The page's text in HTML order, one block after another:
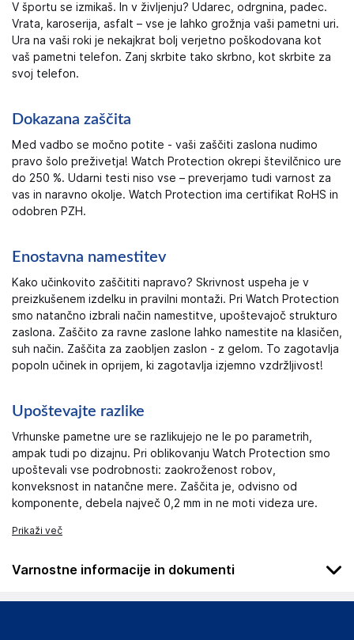
V športu se izmikaš. In v življenju? Udarec, odrgnina, padec.
Vrata, karoserija, asfalt – vse je lahko grožnja vaši pametni uri.
Ura na vaši roki je nekajkrat bolj verjetno poškodovana kot
vaš pametni telefon. Zanj skrbite tako skrbno, kot skrbite za
svoj telefon.
Dokazana zaščita
Med vadbo se močno potite - vaši zaščiti zaslona nudimo
pravo šolo preživetja! Watch Protection okrepi številčnico ure
do 250 %. Udarni testi niso vse – preverjamo tudi varnost za
vas in naravno okolje. Watch Protection ima certifikat RoHS in
odobren PZH.
Enostavna namestitev
Kako učinkovito zaščititi napravo? Skrivnost uspeha je v
preizkušenem izdelku in pravilni montaži. Pri Watch Protection
smo natančno izbrali način namestitve, upoštevajoč strukturo
zaslona. Zaščito za ravne zaslone lahko namestite na klasičen,
suh način. Zaščita za zaobljen zaslon - z gelom. To zagotavlja
popoln učinek in oprijem, ki zagotavlja izjemno vzdržljivost!
Upoštevajte razlike
Vrhunske pametne ure se razlikujejo ne le po parametrih,
ampak tudi po dizajnu. Pri oblikovanju Watch Protection smo
upoštevali vse podrobnosti: zaokroženost robov,
konveksnost in natančne mere. Zaščita je, odvisno od
komponente, debela največ 0,2 mm in ne moti videza ure.
Prikaži več
Varnostne informacije in dokumenti
Podatki o proizvajalcu